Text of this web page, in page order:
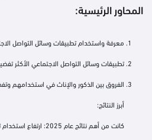
المحاور الرئيسية:
معرفة واستخدام تطبيقات وسائل التواصل
تطبيقات وسائل التواصل الاجتماعي الأكثر
الفروق بين الذكور والإناث في استخدامهم
أبرز النتائج:
كانت من أهم نتائج عام